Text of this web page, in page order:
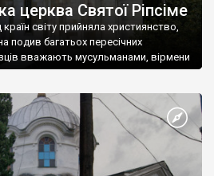
церква Святої Ріпсіме
світу прийняла християнство,
подив багатьох пересічних
вважають мусульманами, вірмени